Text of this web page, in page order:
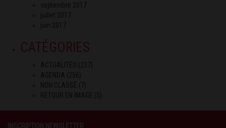
septembre 2017
juillet 2017
juin 2017
CATÉGORIES
ACTUALITÉS
(227)
AGENDA (256)
NON CLASSÉ (7)
RETOUR EN IMAGE (5)
INSCRIPTION NEWSLETTER